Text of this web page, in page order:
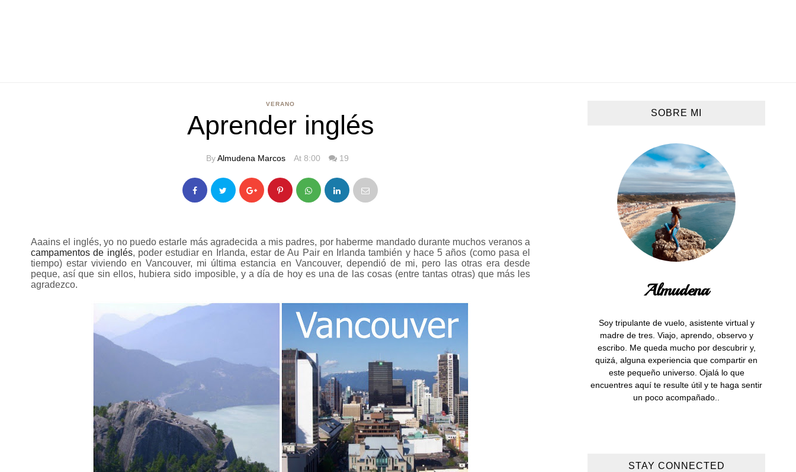
VERANO
Aprender inglés
ByAlmudena Marcos At 8:00 19
Aaains el inglés, yo no puedo estarle más agradecida a mis padres, por haberme mandado durante muchos veranos a
campamentos de inglés, poder estudiar en Irlanda, estar de Au Pair en Irlanda también y hace 5 años (como pasa el
tiempo) estar viviendo en Vancouver, mi última estancia en Vancouver, dependió de mi, pero las otras era desde
peque, así que sin ellos, hubiera sido imposible, y a día de hoy es una de las cosas (entre tantas otras) que más les
agradezco.
SOBRE MI
Almudena
Soy tripulante de vuelo, asistente virtual y
madre de tres. Viajo, aprendo, observo y
escribo. Me queda mucho por descubrir y,
quizá, alguna experiencia que compartir en
este pequeño universo. Ojalá lo que
encuentres aquí te resulte útil y te haga sentir
un poco acompañado..
STAY CONNECTED